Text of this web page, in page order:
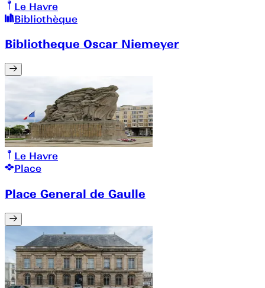
Le Havre
Bibliothèque
Bibliotheque Oscar Niemeyer
Le Havre
Place
Place General de Gaulle